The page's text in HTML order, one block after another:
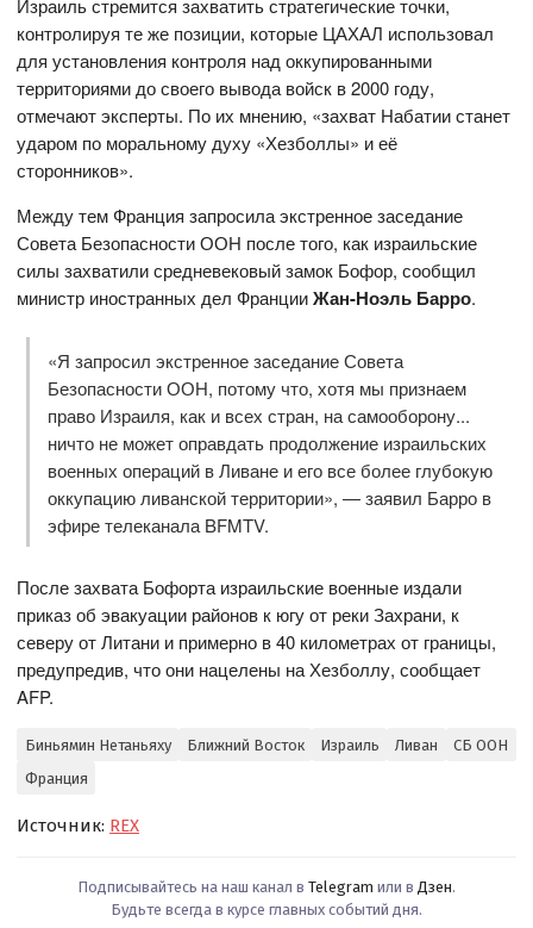
контролируя те же позиции, которые ЦАХАЛ использовал
для установления контроля над оккупированными
территориями до своего вывода войск в 2000 году,
отмечают эксперты. По их мнению, «захват Набатии станет
ударом по моральному духу «Хезболлы» и её
сторонников».
Между тем Франция запросила экстренное заседание
Совета Безопасности ООН после того, как израильские
силы захватили средневековый замок Бофор, сообщил
министр иностранных дел ФранцииЖан-Ноэль Барро.
«Я запросил экстренное заседание Совета
Безопасности ООН, потому что, хотя мы признаем
право Израиля, как и всех стран, на самооборону...
ничто не может оправдать продолжение израильских
военных операций в Ливане и его все более глубокую
оккупацию ливанской территории», — заявил Барро в
эфире телеканала BFMTV.
После захвата Бофорта израильские военные издали
приказ об эвакуации районов к югу от реки Захрани, к
северу от Литани и примерно в 40 километрах от границы,
предупредив, что они нацелены на Хезболлу, сообщает
AFP.
Биньямин Нетаньяху Ближний Восток Израиль Ливан
СБ ООН
Франция
Источник: REX
Подписывайтесь на наш канал в Telegram или в Дзен.
Будьте всегда в курсе главных событий дня.